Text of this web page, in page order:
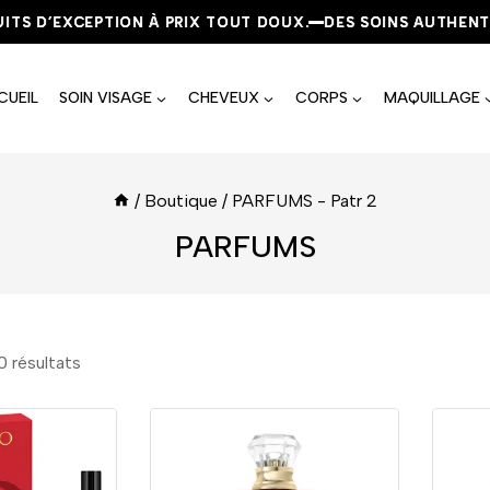
D’EXCEPTION À PRIX TOUT DOUX. DES SOINS
D’EXCEPTION À PRIX TOUT DOUX. DES SOINS
D’EXCEPTION À PRIX TOUT DOUX. DES SOINS
SOIN VISAGE CHEVEUX CORPS MAQUILLAGE
/ Boutique / PARFUMS - Patr 2
PARFUMS
résultats